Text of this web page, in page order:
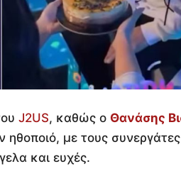
J2US, καθώς ο Θανάσης
ηθοποιό, με τους
και ευχές.